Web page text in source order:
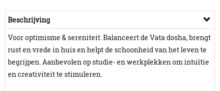
Beschrijving
Voor optimisme & sereniteit. Balanceert de Vata dosha, brengt
rust en vrede in huis en helpt de schoonheid van het leven te
begrijpen. Aanbevolen op studie- en werkplekken om intuïtie
en creativiteit te stimuleren.